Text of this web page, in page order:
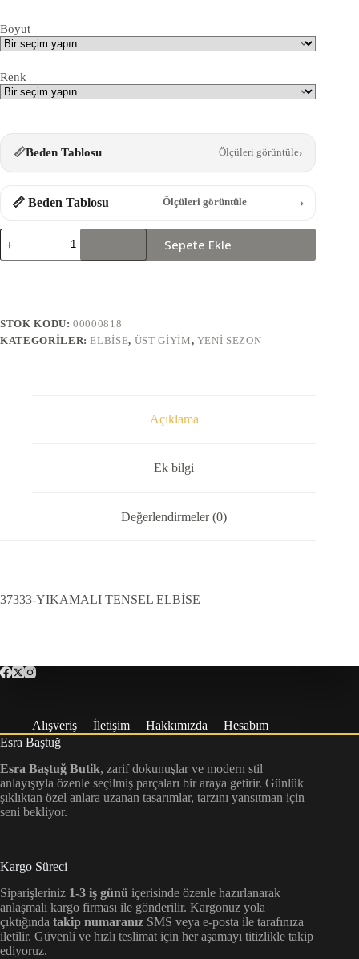
Boyut
Renk
📏Beden Tablosu Ölçüleri görüntüle›
📏 Beden Tablosu Ölçüleri görüntüle ›
37333-
YIKAMALI
TENSEL
Sepete Ekle
STOK KODU:00000818
KATEGORILER:ELBISE, ÜST GIYIM, YENI SEZON
Açıklama
Ek bilgi
Değerlendirmeler (0)
37333-YIKAMALI TENSEL ELBİSE
Alışveriş İletişim Hakkımızda
Hesabım
Esra Baştuğ
Esra Baştuğ Butik, zarif dokunuşlar ve modern stil
anlayışıyla özenle seçilmiş parçaları bir araya getirir. Günlük
şıklıktan özel anlara uzanan tasarımlar, tarzını yansıtman için
seni bekliyor.
Kargo Süreci
Siparişleriniz 1-3 iş günü içerisinde özenle hazırlanarak
anlaşmalı kargo firması ile gönderilir. Kargonuz yola
çıktığında takip numaranız SMS veya e-posta ile tarafınıza
iletilir. Güvenli ve hızlı teslimat için her aşamayı titizlikle takip
ediyoruz.